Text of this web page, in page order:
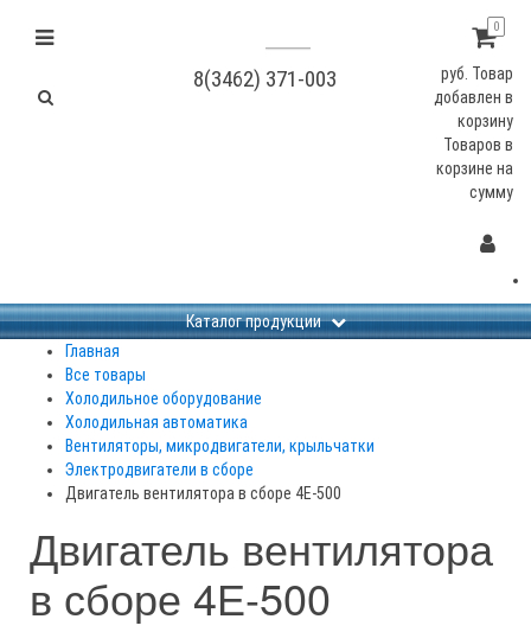
8(3462) 371-003
0
руб. Товар
добавлен в
корзину
Товаров в
корзине на
сумму
Каталог продукции
Главная
Все товары
Холодильное оборудование
Холодильная автоматика
Вентиляторы, микродвигатели, крыльчатки
Электродвигатели в сборе
Двигатель вентилятора в сборе 4Е-500
Двигатель вентилятора
в сборе 4Е-500